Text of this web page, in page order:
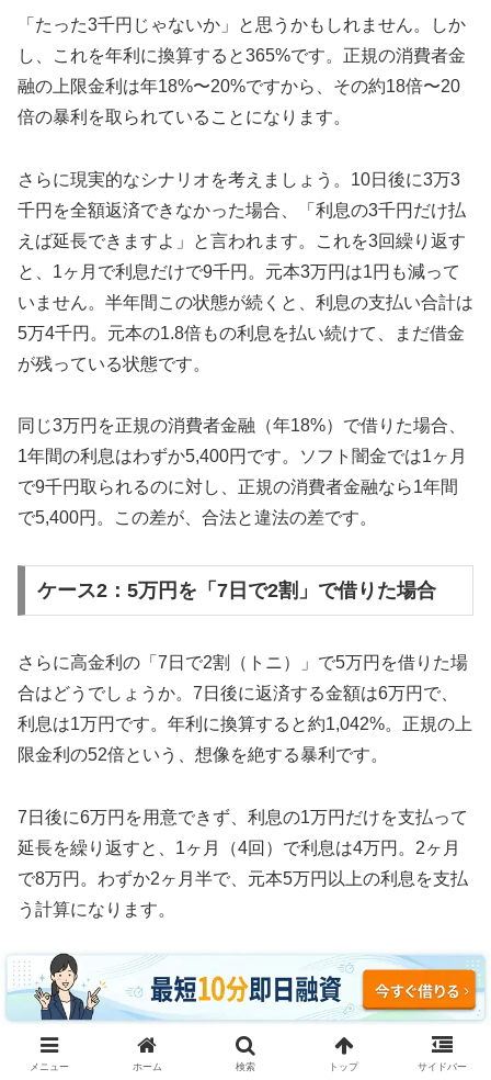
「たった3千円じゃないか」と思うかもしれません。しか
し、これを年利に換算すると365%です。正規の消費者金
融の上限金利は年18%〜20%ですから、その約18倍〜20
倍の暴利を取られていることになります。
さらに現実的なシナリオを考えましょう。10日後に3万3
千円を全額返済できなかった場合、「利息の3千円だけ払
えば延長できますよ」と言われます。これを3回繰り返す
と、1ヶ月で利息だけで9千円。元本3万円は1円も減って
いません。半年間この状態が続くと、利息の支払い合計は
5万4千円。元本の1.8倍もの利息を払い続けて、まだ借金
が残っている状態です。
同じ3万円を正規の消費者金融（年18%）で借りた場合、
1年間の利息はわずか5,400円です。ソフト闇金では1ヶ月
で9千円取られるのに対し、正規の消費者金融なら1年間
で5,400円。この差が、合法と違法の差です。
ケース2：5万円を「7日で2割」で借りた場合
さらに高金利の「7日で2割（トニ）」で5万円を借りた場
合はどうでしょうか。7日後に返済する金額は6万円で、
利息は1万円です。年利に換算すると約1,042%。正規の上
限金利の52倍という、想像を絶する暴利です。
7日後に6万円を用意できず、利息の1万円だけを支払って
延長を繰り返すと、1ヶ月（4回）で利息は4万円。2ヶ月
で8万円。わずか2ヶ月半で、元本5万円以上の利息を支払
う計算になります。
3ヶ月続けた場合、利息の支払い総額は約12万円。元本5
万円の2.4倍の利息を取られ、それでも借金は減っていま
せん。これがソフト闇金の実態です。
メニュー ホーム 検索 トップ サイドバー